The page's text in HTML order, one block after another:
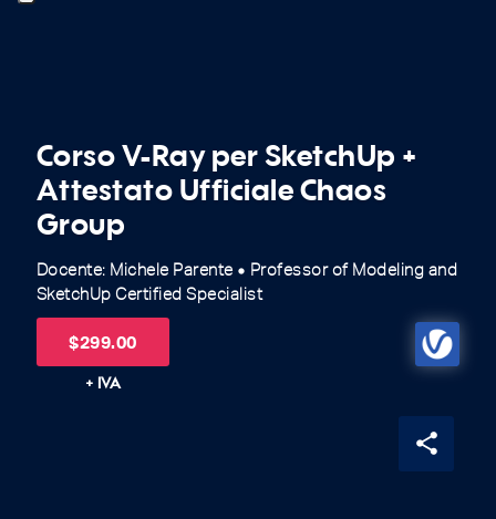
Corso V-Ray per SketchUp +
Attestato Ufficiale Chaos
Group
Docente: Michele Parente fiber_manual_record
Professor of Modeling and
SketchUp Certified Specialist
$299.00
+ IVA
share